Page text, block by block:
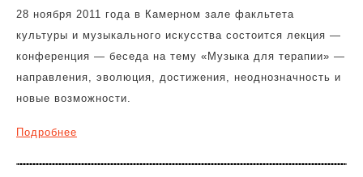
28 ноября 2011 года в Камерном зале факльтета
культуры и музыкального искусства состоится лекция —
конференция — беседа на тему «Музыка для терапии» —
направления, эволюция, достижения, неоднозначность и
новые возможности.
Подробнее